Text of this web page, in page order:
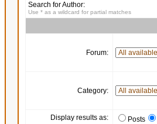
Search for Author:
Use * as a wildcard for partial matches
Forum:
Category:
Display results as: Posts